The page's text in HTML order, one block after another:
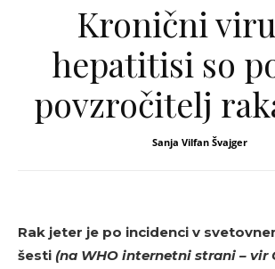
medicina
Kronični
hepatitisi so
povzročitelj
Sanja Vilfan Švajger
Rak jeter je po incidenci v
šesti (na WHO internetni strani – vir